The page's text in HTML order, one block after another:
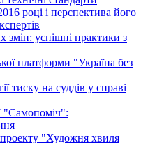
році і перспектива його
змін: успішні практики з
платформи "Україна без
тиску на суддів у справі
"Самопоміч":
"Художня хвиля